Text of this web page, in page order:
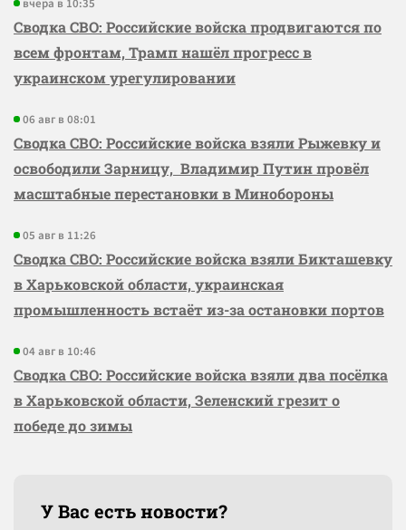
вчера в 10:35
Сводка СВО: Российские войска продвигаются по
всем фронтам, Трамп нашёл прогресс в
украинском урегулировании
06 авг в 08:01
Сводка СВО: Российские войска взяли Рыжевку и
освободили Зарницу, Владимир Путин провёл
масштабные перестановки в Минобороны
05 авг в 11:26
Сводка СВО: Российские войска взяли Бикташевку
в Харьковской области, украинская
промышленность встаёт из-за остановки портов
04 авг в 10:46
Сводка СВО: Российские войска взяли два посёлка
в Харьковской области, Зеленский грезит о
победе до зимы
У Вас есть новости?